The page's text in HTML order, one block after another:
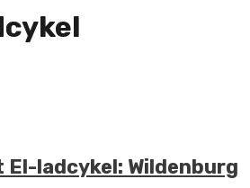
ladcykel: Wildenburg